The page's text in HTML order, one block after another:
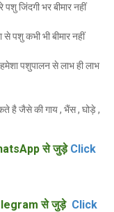
पशु जिंदगी भर बीमार नहीं
से पशु कभी भी बीमार नहीं
पशुपालन से लाभ ही लाभ
है जैसे की गाय , भैंस , घोड़े ,
से जुड़ेClick
से जुड़ेClick